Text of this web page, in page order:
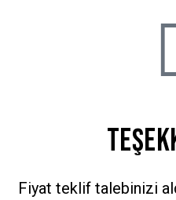
Fiyat teklif talebinizi